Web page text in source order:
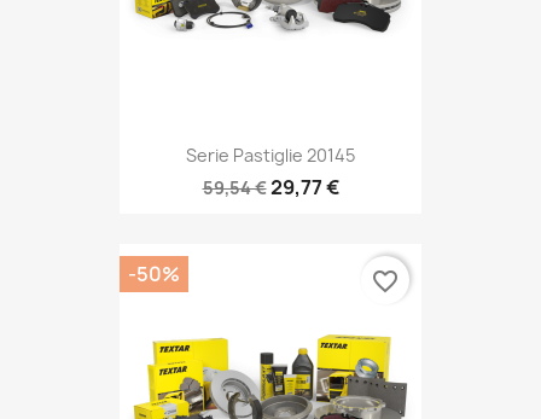
Serie Pastiglie 20145
59,54 €29,77 €
-50% favorite_border